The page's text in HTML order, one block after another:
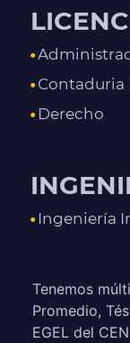
Contaduria
Derecho
Ingeniería
Tenemos
Promedio,
EGEL del